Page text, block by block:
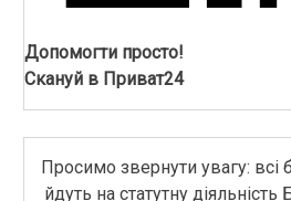
Допомогти просто!
Скануй в Приват24
Просимо звернути увагу: всі
йдуть на статутну